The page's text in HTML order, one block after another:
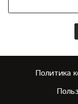
Политика